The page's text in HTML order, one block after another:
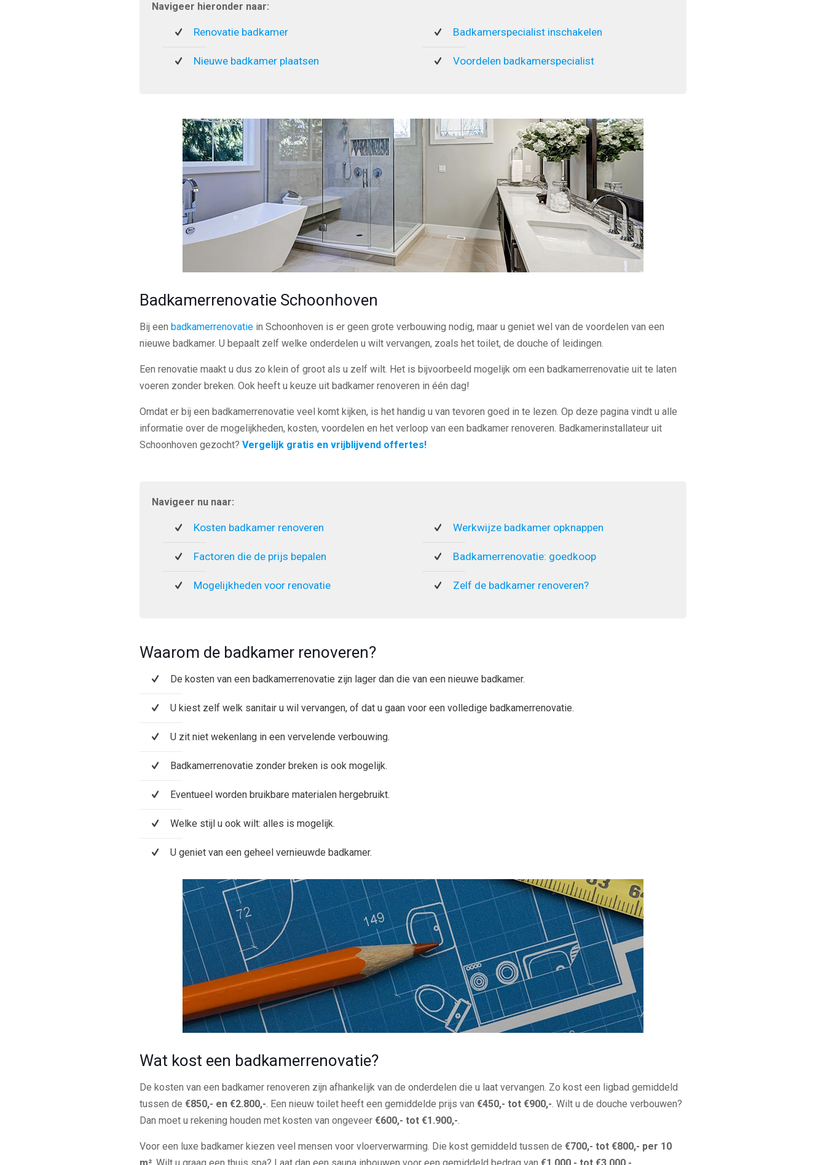
Navigeer hieronder naar:
Renovatie badkamer
Nieuwe badkamer plaatsen
Badkamerspecialist inschakelen
Voordelen badkamerspecialist
Badkamerrenovatie Schoonhoven
Bij een badkamerrenovatie in Schoonhoven is er geen grote verbouwing nodig, maar u geniet wel van de voordelen van een
nieuwe badkamer. U bepaalt zelf welke onderdelen u wilt vervangen, zoals het toilet, de douche of leidingen.
Een renovatie maakt u dus zo klein of groot als u zelf wilt. Het is bijvoorbeeld mogelijk om een badkamerrenovatie uit te laten
voeren zonder breken. Ook heeft u keuze uit badkamer renoveren in één dag!
Omdat er bij een badkamerrenovatie veel komt kijken, is het handig u van tevoren goed in te lezen. Op deze pagina vindt u alle
informatie over de mogelijkheden, kosten, voordelen en het verloop van een badkamer renoveren. Badkamerinstallateur uit
Schoonhoven gezocht? Vergelijk gratis en vrijblijvend offertes!
Navigeer nu naar:
Kosten badkamer renoveren
Factoren die de prijs bepalen
Mogelijkheden voor renovatie
Werkwijze badkamer opknappen
Badkamerrenovatie: goedkoop
Zelf de badkamer renoveren?
Waarom de badkamer renoveren?
De kosten van een badkamerrenovatie zijn lager dan die van een nieuwe badkamer.
U kiest zelf welk sanitair u wil vervangen, of dat u gaan voor een volledige badkamerrenovatie.
U zit niet wekenlang in een vervelende verbouwing.
Badkamerrenovatie zonder breken is ook mogelijk.
Eventueel worden bruikbare materialen hergebruikt.
Welke stijl u ook wilt: alles is mogelijk.
U geniet van een geheel vernieuwde badkamer.
Wat kost een badkamerrenovatie?
De kosten van een badkamer renoveren zijn afhankelijk van de onderdelen die u laat vervangen. Zo kost een ligbad gemiddeld
tussen de €850,- en €2.800,-. Een nieuw toilet heeft een gemiddelde prijs van €450,- tot €900,-. Wilt u de douche verbouwen?
Dan moet u rekening houden met kosten van ongeveer €600,- tot €1.900,-.
Voor een luxe badkamer kiezen veel mensen voor vloerverwarming. Die kost gemiddeld tussen de €700,- tot €800,- per 10